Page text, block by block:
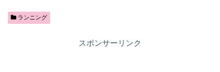
ランニング
スポンサーリンク